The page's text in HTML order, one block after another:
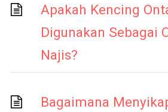
Apakah Kencing
Digunakan Sebagai
Najis?
Bagaimana